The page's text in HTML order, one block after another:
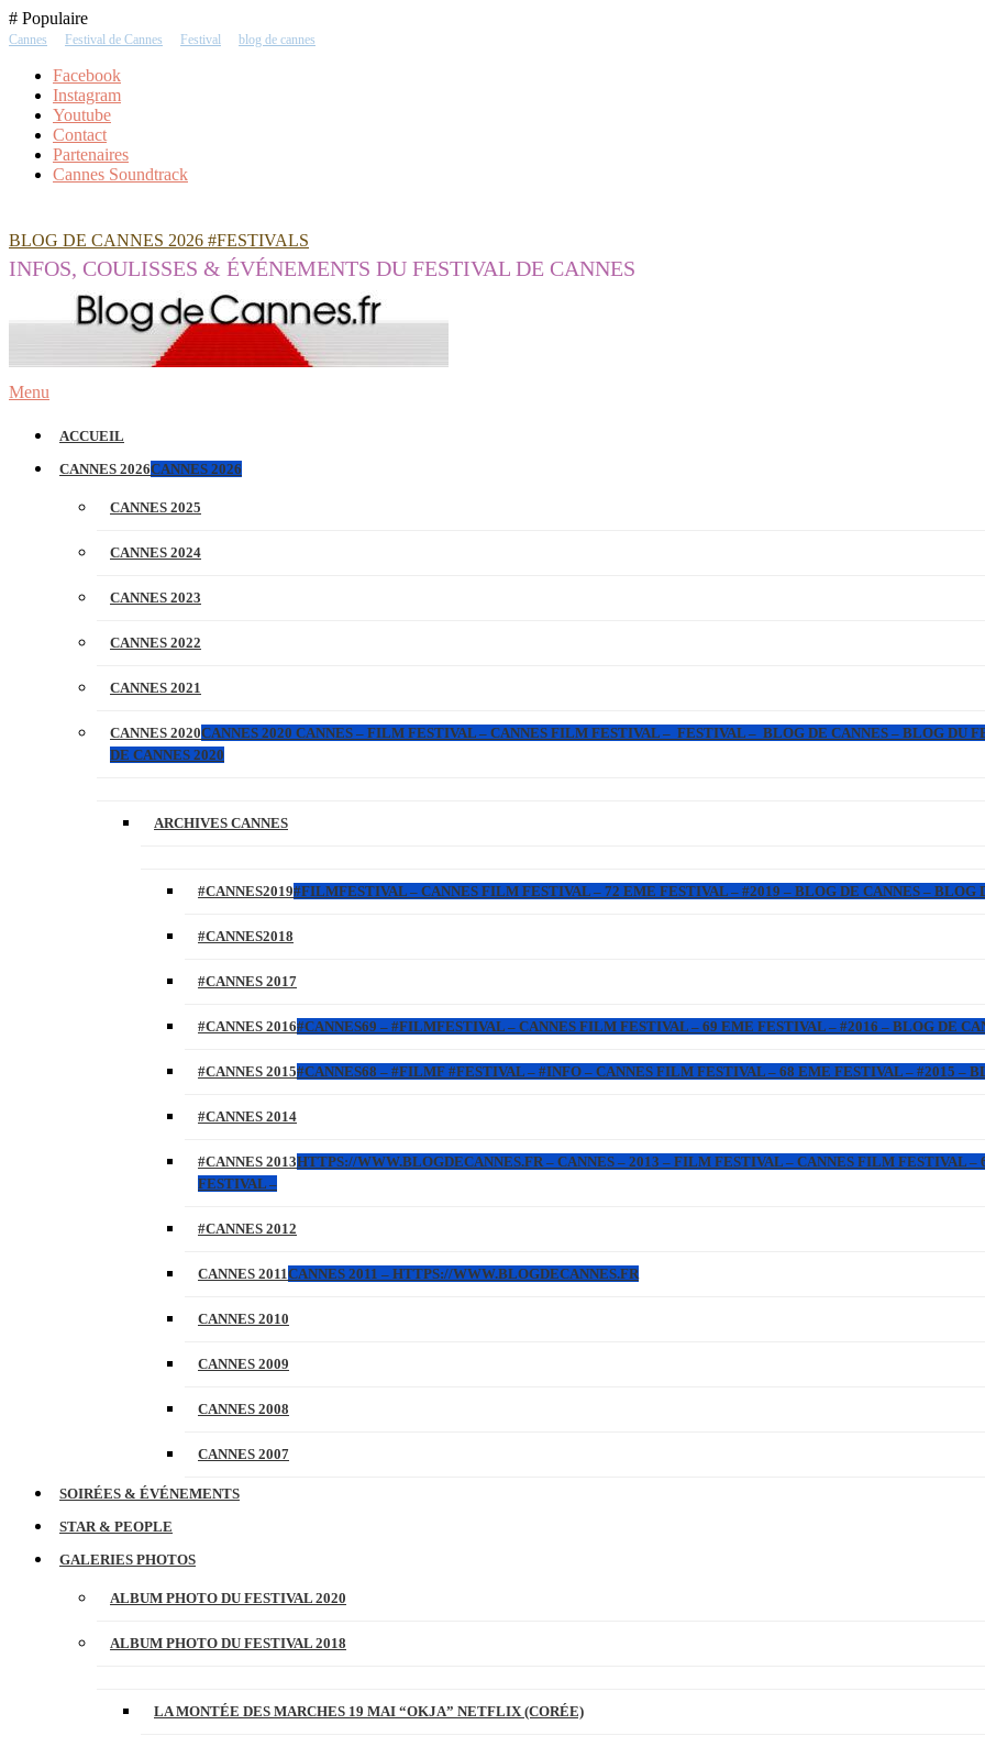
Skip
To
# Populaire
Cannes Festival de Cannes Festival blog de cannes
Facebook
Instagram
Youtube
Contact
Partenaires
Cannes Soundtrack
BLOG DE CANNES 2026 #FESTIVALS
INFOS, COULISSES & ÉVÉNEMENTS DU FESTIVAL DE CANNES
Menu
ACCUEIL
CANNES 2026CANNES 2026
CANNES 2025
CANNES 2024
CANNES 2023
CANNES 2022
CANNES 2021
CANNES 2020CANNES 2020 CANNES – FILM FESTIVAL – CANNES FILM FESTIVAL – FESTIVAL – BLOG DE CANNES – BLOG DU
DE CANNES 2020
ARCHIVES CANNES
#CANNES2019#FILMFESTIVAL – CANNES FILM FESTIVAL – 72 EME FESTIVAL – #2019 – BLOG DE CANNES – BLOG
#CANNES2018
#CANNES 2017
#CANNES 2016#CANNES69 – #FILMFESTIVAL – CANNES FILM FESTIVAL – 69 EME FESTIVAL – #2016 – BLOG DE
#CANNES 2015#CANNES68 – #FILMF #FESTIVAL – #INFO – CANNES FILM FESTIVAL – 68 EME FESTIVAL – #2015 –
#CANNES 2014
#CANNES 2013HTTPS://WWW.BLOGDECANNES.FR – CANNES – 2013 – FILM FESTIVAL – CANNES FILM FESTIVAL
FESTIVAL –
#CANNES 2012
CANNES 2011CANNES 2011 – HTTPS://WWW.BLOGDECANNES.FR
CANNES 2010
CANNES 2009
CANNES 2008
CANNES 2007
SOIRÉES & ÉVÉNEMENTS
STAR & PEOPLE
GALERIES PHOTOS
ALBUM PHOTO DU FESTIVAL 2020
ALBUM PHOTO DU FESTIVAL 2018
LA MONTÉE DES MARCHES 19 MAI “OKJA” NETFLIX (CORÉE)